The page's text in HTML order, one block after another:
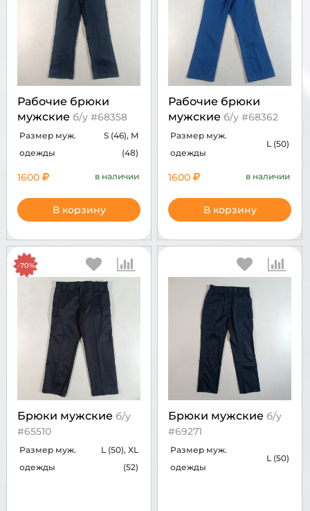
Рабочие брюки
мужские б/у #68358
Размер муж.
одежды
S (46), M
(48)
1600 в наличии
В корзину
Рабочие брюки
мужские б/у #68362
Размер муж.
одежды
L (50)
1600 в наличии
В корзину
Брюки мужские б/у
#65510
Размер муж.
одежды
L (50), XL
(52)
-70%
Брюки мужские б/у
#69271
Размер муж.
одежды
L (50)